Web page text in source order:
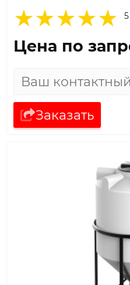
5
Цена по
Заказать